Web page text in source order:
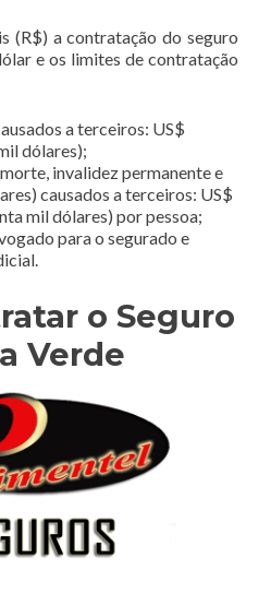
(R$) a contratação do seguro
e os limites de contratação
a terceiros: US$
dólares);
invalidez permanente e
causados a terceiros: US$
mil dólares) por pessoa;
para o segurado e
o Seguro
Verde